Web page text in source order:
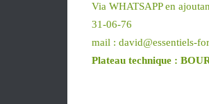
Via WHATSAPP en
31-06-76
mail : david@essentiels-
Plateau technique :